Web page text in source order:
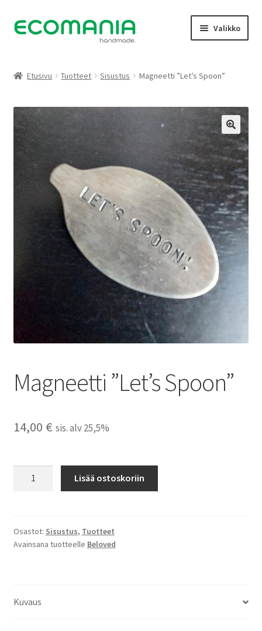
Siirry
navigointiin
Siirry
sisältöön
Valikko
Galleria
Yhteystiedot
Tietoja
Facebook
Peruutukset
Etusivu Tuotteet Sisustus Magneetti ”Let’s Spoon”
Magneetti ”Let’s Spoon”
14,00 € sis. alv 25,5%
Lisää ostoskoriin
Osastot: Sisustus, Tuotteet
Avainsana tuotteelle Beloved
Kuvaus